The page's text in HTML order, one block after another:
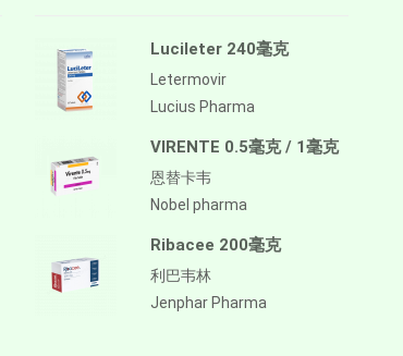
Lucileter 240毫克
Letermovir
Lucius Pharma
VIRENTE 0.5毫克 / 1毫克
恩替卡韦
Nobel pharma
Ribacee 200毫克
利巴韦林
Jenphar Pharma